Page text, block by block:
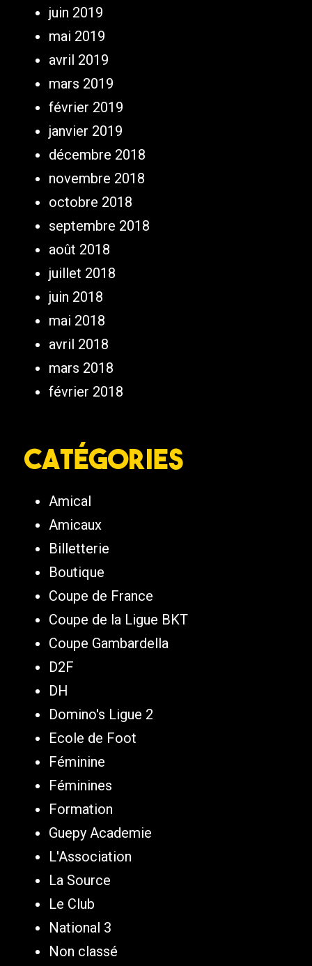
juin 2019
mai 2019
avril 2019
mars 2019
février 2019
janvier 2019
décembre 2018
novembre 2018
octobre 2018
septembre 2018
août 2018
juillet 2018
juin 2018
mai 2018
avril 2018
mars 2018
février 2018
Catégories
Amical
Amicaux
Billetterie
Boutique
Coupe de France
Coupe de la Ligue BKT
Coupe Gambardella
D2F
DH
Domino's Ligue 2
Ecole de Foot
Féminine
Féminines
Formation
Guepy Academie
L'Association
La Source
Le Club
National 3
Non classé